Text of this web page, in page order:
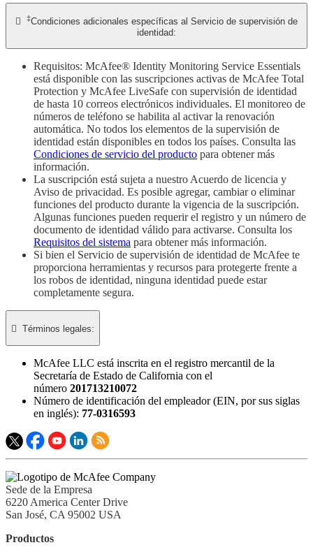
 ‡Condiciones adicionales específicas al Servicio de supervisión de
identidad:
Requisitos: McAfee® Identity Monitoring Service Essentials
está disponible con las suscripciones activas de McAfee Total
Protection y McAfee LiveSafe con supervisión de identidad
de hasta 10 correos electrónicos individuales. El monitoreo de
números de teléfono se habilita al activar la renovación
automática. No todos los elementos de la supervisión de
identidad están disponibles en todos los países. Consulta las
Condiciones de servicio del producto para obtener más
información.
La suscripción está sujeta a nuestro Acuerdo de licencia y
Aviso de privacidad. Es posible agregar, cambiar o eliminar
funciones del producto durante la vigencia de la suscripción.
Algunas funciones pueden requerir el registro y un número de
documento de identidad válido para activarse. Consulta los
Requisitos del sistema para obtener más información.
Si bien el Servicio de supervisión de identidad de McAfee te
proporciona herramientas y recursos para protegerte frente a
los robos de identidad, ninguna identidad puede estar
completamente segura.
 Términos legales:​
McAfee LLC está inscrita en el registro mercantil de la
Secretaría de Estado de California con el
número 201713210072
Número de identificación del empleador (EIN, por sus siglas
en inglés): 77-0316593
Sede de la Empresa
6220 America Center Drive
San José, CA 95002 USA
Productos